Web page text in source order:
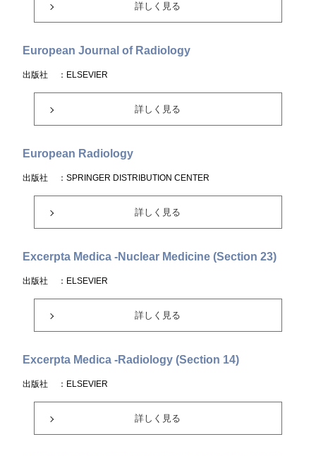
詳しく見る
European Journal of Radiology
出版社 ：ELSEVIER
詳しく見る
European Radiology
出版社 ：SPRINGER DISTRIBUTION CENTER
詳しく見る
Excerpta Medica -Nuclear Medicine (Section 23)
出版社 ：ELSEVIER
詳しく見る
Excerpta Medica -Radiology (Section 14)
出版社 ：ELSEVIER
詳しく見る